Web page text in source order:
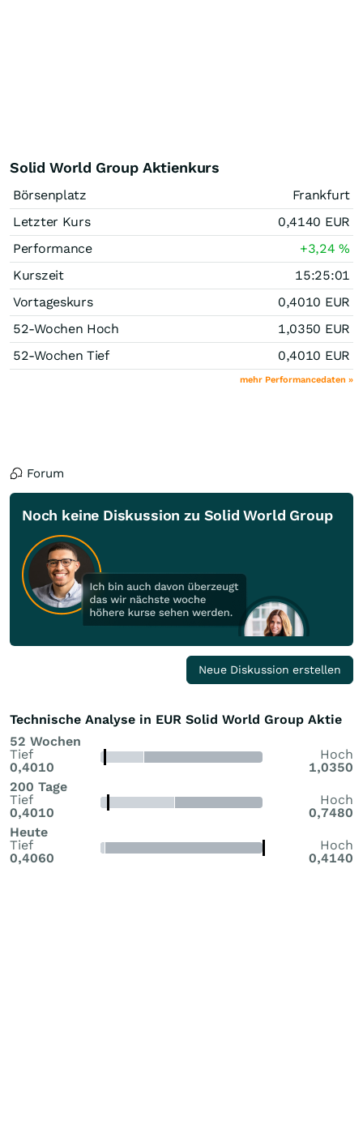
Solid World Group Aktienkurs
Börsenplatz
Frankfurt
Letzter Kurs
0,4140 EUR
Performance
+3,24%
Kurszeit
15:25:01
Vortageskurs
0,4010 EUR
52-Wochen Hoch
1,0350 EUR
52-Wochen Tief
0,4010 EUR
mehr Performancedaten »
Forum
Noch keine Diskussion zu Solid World Group
Neue Diskussion erstellen
Technische Analyse in EUR Solid World Group Aktie
52 Wochen
Tief
0,4010
Hoch
1,0350
200 Tage
Tief
0,4010
Hoch
0,7480
Heute
Tief
0,4060
Hoch
0,4140